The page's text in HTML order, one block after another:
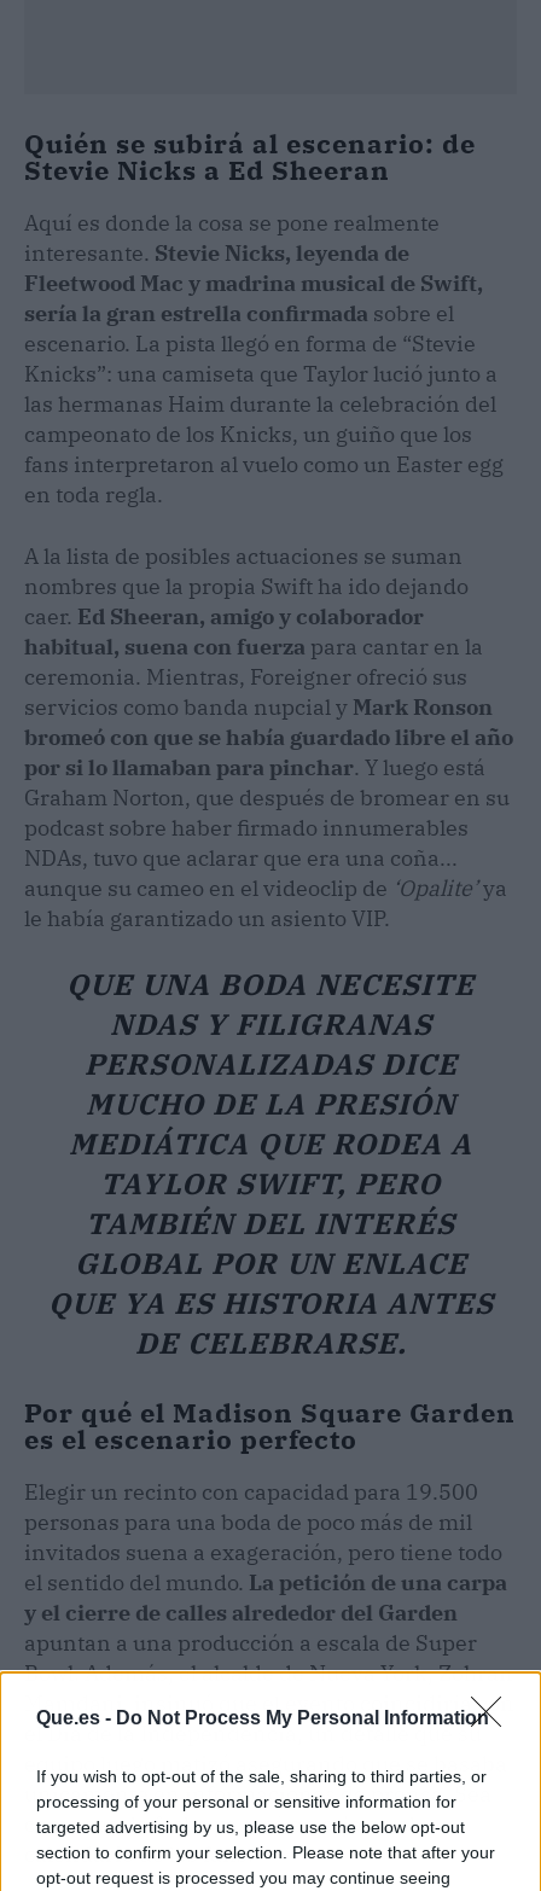
Que.es - Do Not Process My Personal Information
If you wish to opt-out of the sale, sharing to third parties, or
processing of your personal or sensitive information for
targeted advertising by us, please use the below opt-out
section to confirm your selection. Please note that after your
opt-out request is processed you may continue seeing
Quién se subirá al escenario: de
Stevie Nicks a Ed Sheeran
Aquí es donde la cosa se pone realmente
interesante. Stevie Nicks, leyenda de
Fleetwood Mac y madrina musical de Swift,
sería la gran estrella confirmada sobre el
escenario. La pista llegó en forma de “Stevie
Knicks”: una camiseta que Taylor lució junto a
las hermanas Haim durante la celebración del
campeonato de los Knicks, un guiño que los
fans interpretaron al vuelo como un Easter egg
en toda regla.
A la lista de posibles actuaciones se suman
nombres que la propia Swift ha ido dejando
caer. Ed Sheeran, amigo y colaborador
habitual, suena con fuerza para cantar en la
ceremonia. Mientras, Foreigner ofreció sus
servicios como banda nupcial y Mark Ronson
bromeó con que se había guardado libre el año
por si lo llamaban para pinchar. Y luego está
Graham Norton, que después de bromear en su
podcast sobre haber firmado innumerables
NDAs, tuvo que aclarar que era una coña...
aunque su cameo en el videoclip de ‘Opalite’ya
le había garantizado un asiento VIP.
QUE UNA BODA NECESITE
NDAS Y FILIGRANAS
PERSONALIZADAS DICE
MUCHO DE LA PRESIÓN
MEDIÁTICA QUE RODEA A
TAYLOR SWIFT, PERO
TAMBIÉN DEL INTERÉS
GLOBAL POR UN ENLACE
QUE YA ES HISTORIA ANTES
DE CELEBRARSE.
Por qué el Madison Square Garden
es el escenario perfecto
Elegir un recinto con capacidad para 19.500
personas para una boda de poco más de mil
invitados suena a exageración, pero tiene todo
el sentido del mundo. La petición de una carpa
y el cierre de calles alrededor del Garden
apuntan a una producción a escala de Super
Bowl. Además, el alcalde de Nueva York, Zohran
Mamdani, insinuó que el evento coincidiría con
el Día de la Independencia, un detalle que su
equipo luego matizó asegurando que se basaba
únicamente en informaciones de prensa. Sea
como sea, la fecha ya está en rojo en el
calendario de los fans.